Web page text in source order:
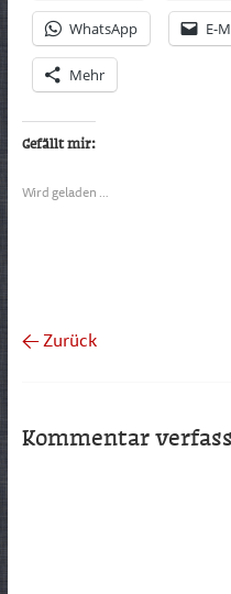
WhatsApp E-
Mehr
Gefällt mir:
Wird geladen …
← Zurück
Kommentar